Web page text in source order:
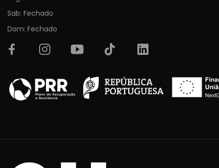
Sab: Fechado
Dom: Fechado